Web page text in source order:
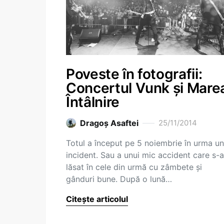
Poveste în fotografii:
Concertul Vunk și
Întâlnire
Dragoş Asaftei 25/11/2014
Totul a început pe 5 noiembrie în urma
incident. Sau a unui mic accident care s-a
lăsat în cele din urmă cu zâmbete și
gânduri bune. După o lună…
Citește articolul